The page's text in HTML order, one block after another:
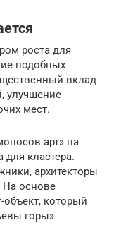
роста для
подобных
вклад
улучшение
мест.
арт» на
для кластера.
архитекторы
На основе
объект, который
горы»